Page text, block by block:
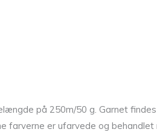
på 250m/50 g. Garnet
farverne er ufarvede og